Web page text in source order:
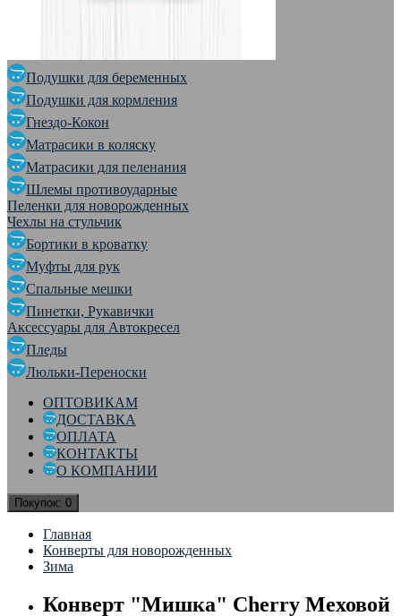
Подушки для беременных
Подушки для кормления
Гнездо-Кокон
Матрасики в коляску
Матрасики для пеленания
Шлемы противоударные
Пеленки для новорожденных
Чехлы на стульчик
Бортики в кроватку
Муфты для рук
Спальные мешки
Пинетки, Рукавички
Аксессуары для Автокресел
Пледы
Люльки-Переноски
ОПТОВИКАМ
ДОСТАВКА
ОПЛАТА
КОНТАКТЫ
О КОМПАНИИ
Покупок: 0
Главная
Конверты для новорожденных
Зима
Конверт "Мишка" Cherry Меховой